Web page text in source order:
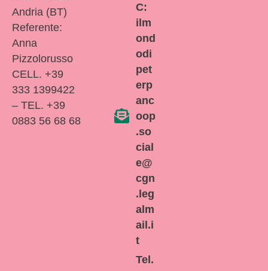
Andria (BT)
Referente:
Anna
Pizzolorusso
CELL. +39
333 1399422
– TEL. +39
0883 56 68 68
C:
ilm
ond
odi
pet
erp
anc
oop
.so
cial
e@
cgn
.leg
alm
ail.i
t
Tel.